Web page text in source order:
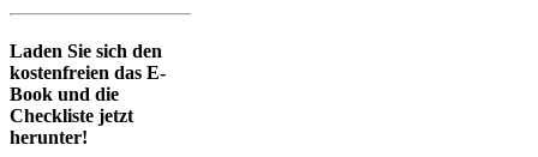
Laden Sie sich den
kostenfreien das E-
Book und die
Checkliste jetzt
herunter!